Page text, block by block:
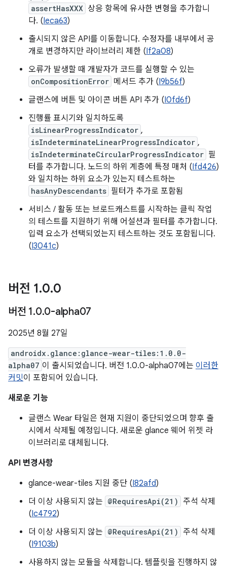
assertHasXXX 상응 항목에 유사한 변형을 추가합니
다. (Ieca63)
출시되지 않은 API를 이동합니다. 수정자를 내부에서 공
개로 변경하지만 라이브러리 제한 (If2a08)
오류가 발생할 때 개발자가 코드를 실행할 수 있는
onCompositionError 메서드 추가 (I9b56f)
글랜스에 버튼 및 아이콘 버튼 API 추가 (I0fd6f)
진행률 표시기와 일치하도록
isLinearProgressIndicator ,
isIndeterminateLinearProgressIndicator ,
isIndeterminateCircularProgressIndicator 필
터를 추가합니다. 노드의 하위 계층에 특정 매처 (Ifd426)
와 일치하는 하위 요소가 있는지 테스트하는
hasAnyDescendants 필터가 추가로 포함됨
서비스 / 활동 또는 브로드캐스트를 시작하는 클릭 작업
의 테스트를 지원하기 위해 어설션과 필터를 추가합니다.
입력 요소가 선택되었는지 테스트하는 것도 포함됩니다.
(I3041c)
버전 1.0.0
버전 1.0.0-alpha07
2025년 8월 27일
androidx.glance:glance-wear-tiles:1.0.0-
alpha07 이 출시되었습니다. 버전 1.0.0-alpha07에는 이러한
커밋이 포함되어 있습니다.
새로운 기능
글랜스 Wear 타일은 현재 지원이 중단되었으며 향후 출
시에서 삭제될 예정입니다. 새로운 glance 웨어 위젯 라
이브러리로 대체됩니다.
API 변경사항
glance-wear-tiles 지원 중단 (I82afd)
더 이상 사용되지 않는 @RequiresApi(21)
주석 삭제
(Ic4792)
더 이상 사용되지 않는 @RequiresApi(21)
주석 삭제
(I9103b)
사용하지 않는 모듈을 삭제합니다. 템플릿을 진행하지 않